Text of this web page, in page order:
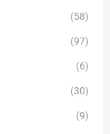
(58)
(97)
(6)
(30)
(9)